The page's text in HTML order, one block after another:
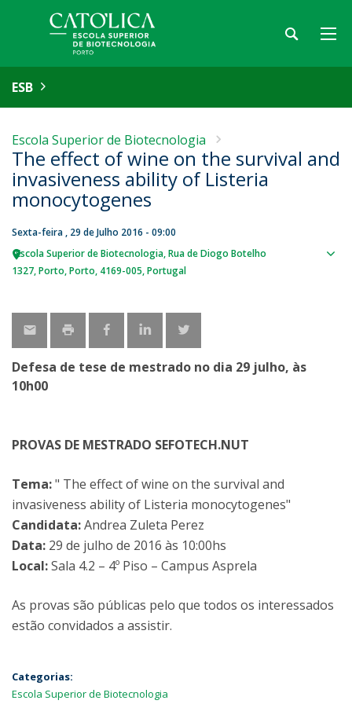
ESB
Escola Superior de Biotecnologia
The effect of wine on the survival and
invasiveness ability of Listeria
monocytogenes
Sexta-feira , 29 de Julho 2016 - 09:00
Escola Superior de Biotecnologia Rua de Diogo Botelho
1327 Porto Porto 4169-005 Portugal
Defesa de tese de mestrado no dia 29 julho, às
10h00
PROVAS DE MESTRADO SEFOTECH.NUT
Tema:" The effect of wine on the survival and
invasiveness ability of Listeria monocytogenes"
Candidata:Andrea Zuleta Perez
Data: 29 de julho de 2016 às 10:00hs
Local:Sala 4.2 – 4º Piso – Campus Asprela
As provas são públicas pelo que todos os interessados
estão convidados a assistir.
Categorias:
Escola Superior de Biotecnologia